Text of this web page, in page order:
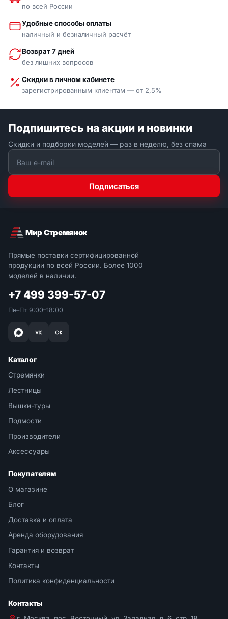
по всей России
Удобные способы оплаты
наличный и безналичный расчёт
Возврат 7 дней
без лишних вопросов
Скидки в личном кабинете
зарегистрированным клиентам — от 2,5%
Подпишитесь на акции и новинки
Скидки и подборки моделей — раз в неделю, без спама
Подписаться
Мир Стремянок
Прямые поставки сертифицированной
продукции по всей России. Более 1000
моделей в наличии.
+7 499 399-57-07
Пн–Пт 9:00–18:00
Каталог
Стремянки
Лестницы
Вышки-туры
Подмости
Производители
Аксессуары
Покупателям
О магазине
Блог
Доставка и оплата
Аренда оборудования
Гарантия и возврат
Контакты
Политика конфиденциальности
Контакты